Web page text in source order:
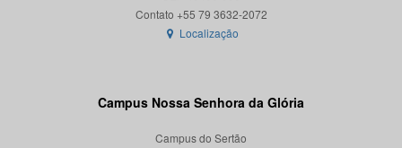
Localização
Campus Nossa Senhora da Glória
Campus do Sertão